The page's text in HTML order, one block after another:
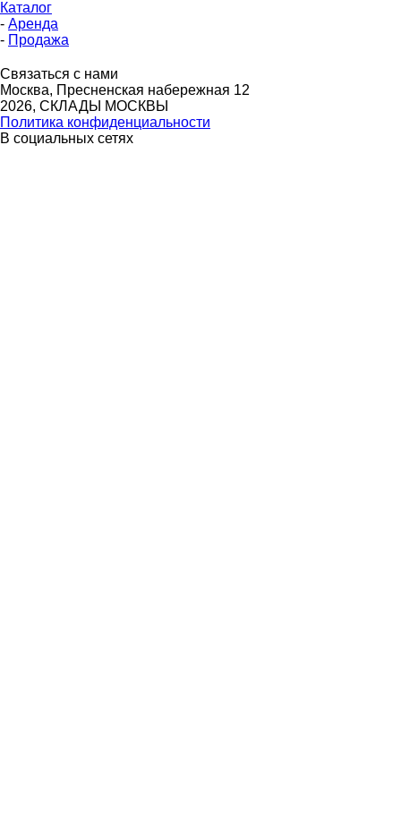
Каталог
- Аренда
- Продажа
Связаться с нами
Москва, Пресненская набережная 12
2026, СКЛАДЫ МОСКВЫ
Политика конфиденциальности
В социальных сетях